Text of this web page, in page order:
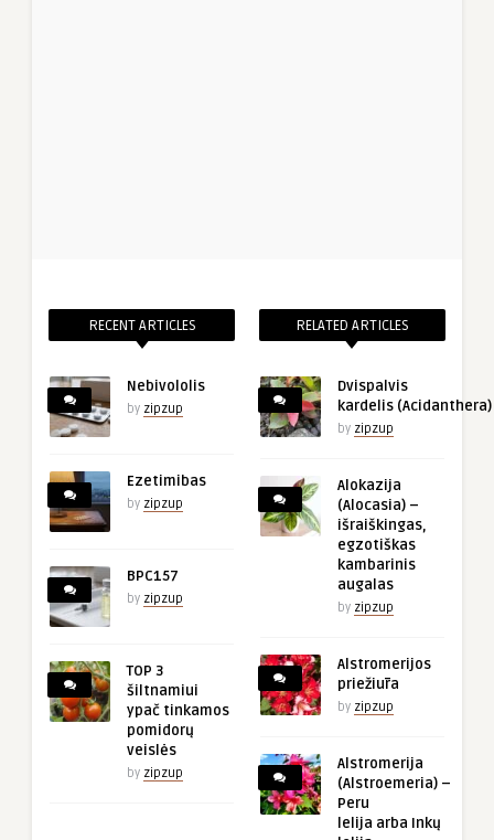
RECENT ARTICLES
Nebivololis
by zipzup
Ezetimibas
by zipzup
BPC157
by zipzup
TOP 3
šiltnamiui
ypač tinkamos
pomidorų
veislės
by zipzup
RELATED ARTICLES
Dvispalvis
kardelis (Acidanthera)
by zipzup
Alokazija
(Alocasia) –
išraiškingas,
egzotiškas
kambarinis
augalas
by zipzup
Alstromerijos
priežiūra
by zipzup
Alstromerija
(Alstroemeria) –
Peru
lelija arba Inkų